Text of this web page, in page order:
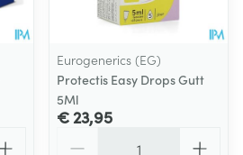
Eurogenerics (EG)
Protectis Easy Drops Gutt
5Ml
€ 23,95